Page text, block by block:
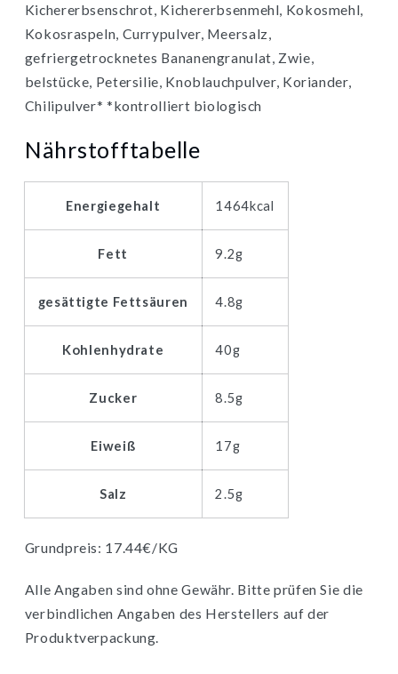
Kichererbsenschrot, Kichererbsenmehl, Kokosmehl,
Kokosraspeln, Currypulver, Meersalz,
gefriergetrocknetes Bananengranulat, Zwie,
belstücke, Petersilie, Knoblauchpulver, Koriander,
Chilipulver* *kontrolliert biologisch
Nährstofftabelle
Energiegehalt 1464kcal
Fett 9.2g
gesättigte Fettsäuren 4.8g
Kohlenhydrate 40g
Zucker 8.5g
Eiweiß 17g
Salz 2.5g
Grundpreis: 17.44€/KG
Alle Angaben sind ohne Gewähr. Bitte prüfen Sie die
verbindlichen Angaben des Herstellers auf der
Produktverpackung.